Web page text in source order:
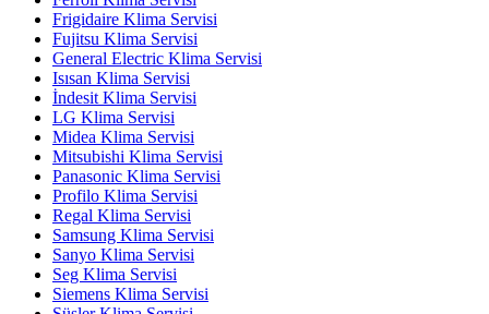
Frigidaire Klima Servisi
Fujitsu Klima Servisi
General Electric Klima Servisi
Isısan Klima Servisi
İndesit Klima Servisi
LG Klima Servisi
Midea Klima Servisi
Mitsubishi Klima Servisi
Panasonic Klima Servisi
Profilo Klima Servisi
Regal Klima Servisi
Samsung Klima Servisi
Sanyo Klima Servisi
Seg Klima Servisi
Siemens Klima Servisi